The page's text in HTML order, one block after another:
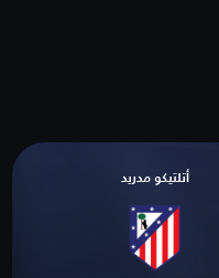
أتلتيكو مدريد